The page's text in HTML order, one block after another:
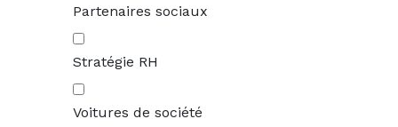
Partenaires sociaux
Stratégie RH
Voitures de société